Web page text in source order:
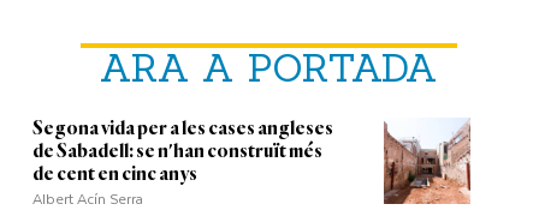
ARA A PORTADA
Segona vida per a les cases angleses
de Sabadell: se n'han construït més
de cent en cinc anys
Albert Acín Serra